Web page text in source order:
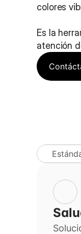
colores
Es la
atención